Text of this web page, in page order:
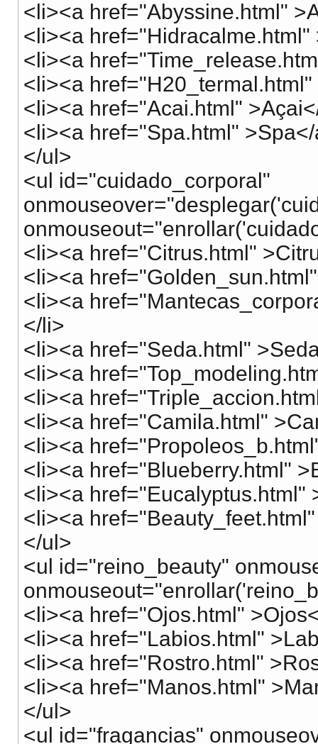
<li><a href="Abyssine.html"
<li><a
<li><a
<li><a
<li><a href="Acai.html"
<li><a href="Spa.html"
</ul>
<ul id="cuidado_corporal"
<li><a href="Citrus.html"
<li><a
<li><a
</li>
<li><a href="Seda.html"
<li><a
<li><a
<li><a href="Camila.html"
<li><a
<li><a href="Blueberry.html"
<li><a href="Eucalyptus.html"
<li><a
</ul>
<ul id="reino_beauty"
<li><a href="Ojos.html"
<li><a href="Labios.html"
<li><a href="Rostro.html"
<li><a href="Manos.html"
</ul>
<ul id="fragancias"